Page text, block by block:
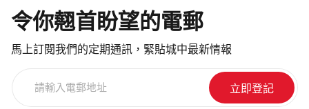
令你翹首盼望的電郵
馬上訂閱我們的定期通訊，緊貼城中最新情報